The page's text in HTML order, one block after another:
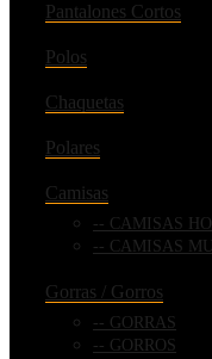
Pantalones Cortos
Polos
Chaquetas
Polares
Camisas
CAMISAS
CAMISAS
Gorras / Gorros
GORRAS
GORROS